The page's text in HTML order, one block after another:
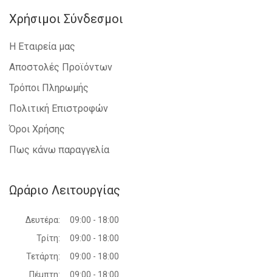
Χρήσιμοι Σύνδεσμοι
Η Εταιρεία μας
Αποστολές Προϊόντων
Τρόποι Πληρωμής
Πολιτική Επιστροφών
Όροι Χρήσης
Πως κάνω παραγγελία
Ωράριο Λειτουργίας
Δευτέρα:
09:00 - 18:00
Τρίτη:
09:00 - 18:00
Τετάρτη:
09:00 - 18:00
Πέμπτη:
09:00 - 18:00